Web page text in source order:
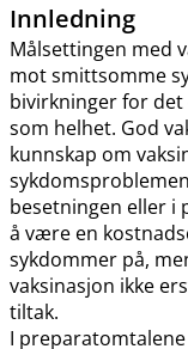
Innledning
Målsettingen med
mot smittsomme
bivirkninger for
som helhet. God
kunnskap om
besetningen eller i
å være en
sykdommer på,
vaksinasjon ikke
tiltak.
I preparatomtalene